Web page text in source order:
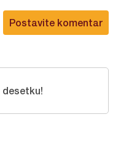
Postavite komentar
desetku!